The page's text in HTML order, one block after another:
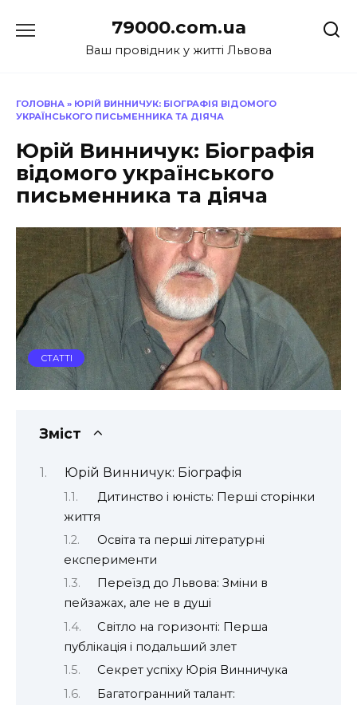
до
79000.com.ua
Ваш провідник у житті Львова
ГОЛОВНА » ЮРІЙ ВИННИЧУК: БІОГРАФІЯ ВІДОМОГО
УКРАЇНСЬКОГО ПИСЬМЕННИКА ТА ДІЯЧА
Юрій Винничук: Біографія
відомого українського
письменника та діяча
СТАТТІ
Зміст
Юрій Винничук: Біографія
Дитинство і юність: Перші сторінки
життя
Освіта та перші літературні
експерименти
Переїзд до Львова: Зміни в
пейзажах, але не в душі
Світло на горизонті: Перша
публікація і подальший злет
Секрет успіху Юрія Винничука
Багатогранний талант: